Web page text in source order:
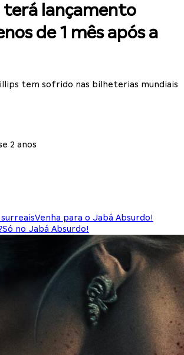
terá lançamento
de 1 mês após a
tem sofrido nas bilheterias mundiais
2 anos
Venha para o Jabá Absurdo!
Só no Jabá Absurdo!